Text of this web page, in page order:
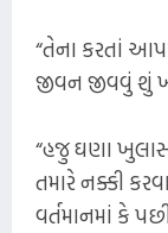
“તેના કરતાં
જીવન જીવવું શું
“હજુ ઘણા
તમારે નક્કી
વર્તમાનમાં કે